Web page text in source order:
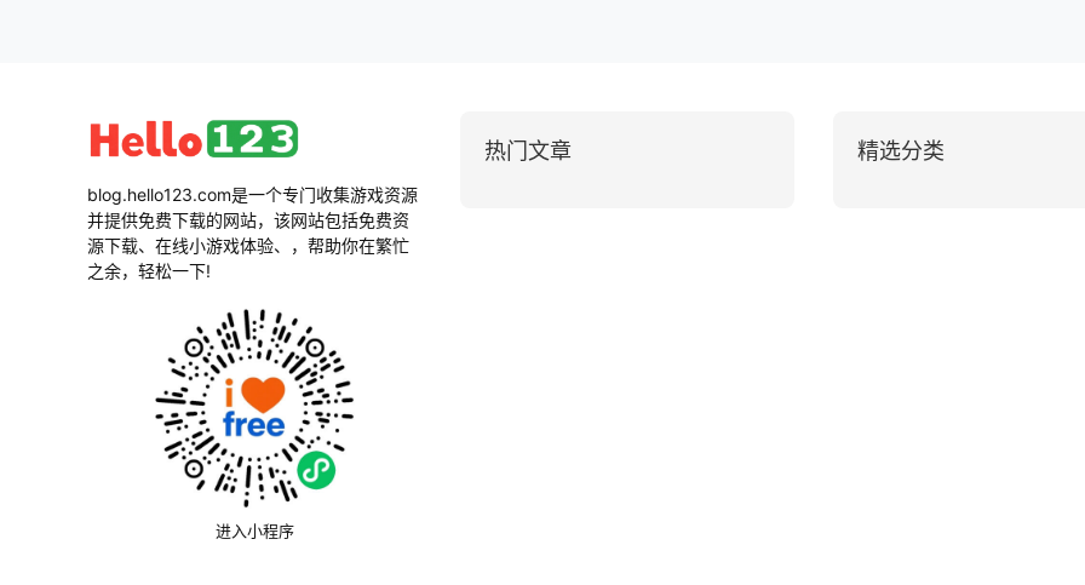
blog.hello123.com是一个专门收集游戏资源
并提供免费下载的网站，该网站包括免费资
源下载、在线小游戏体验、，帮助你在繁忙
之余，轻松一下!
进入小程序
热门文章 精选分类